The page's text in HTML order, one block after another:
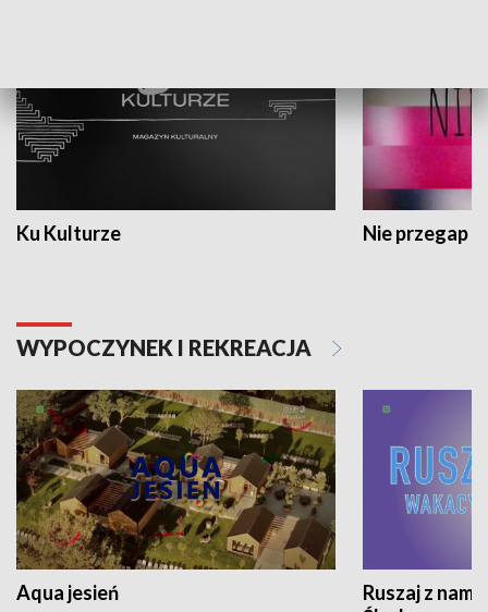
Ku Kulturze Nie przegap
WYPOCZYNEK I REKREACJA
Aqua jesień
Ruszaj z